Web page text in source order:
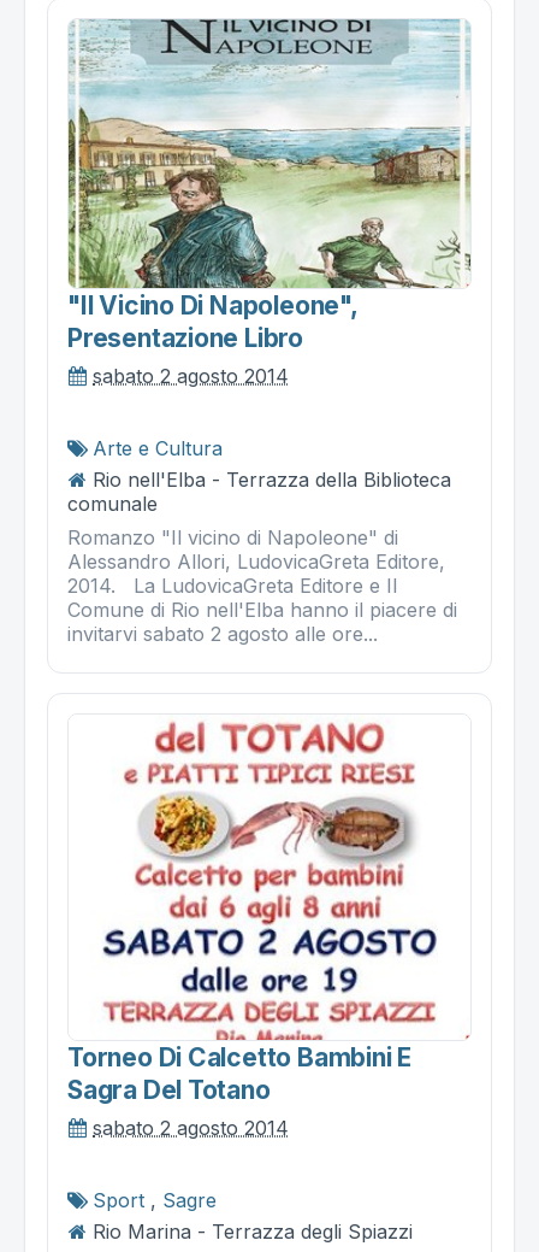
"il Vicino Di Napoleone",
Presentazione Libro
sabato 2 agosto 2014
Arte e Cultura
Rio nell'Elba - Terrazza della Biblioteca
comunale
Romanzo "Il vicino di Napoleone" di
Alessandro Allori, LudovicaGreta Editore,
2014. La LudovicaGreta Editore e Il
Comune di Rio nell'Elba hanno il piacere di
invitarvi sabato 2 agosto alle ore...
Torneo Di Calcetto Bambini E
Sagra Del Totano
sabato 2 agosto 2014
Sport , Sagre
Rio Marina - Terrazza degli Spiazzi